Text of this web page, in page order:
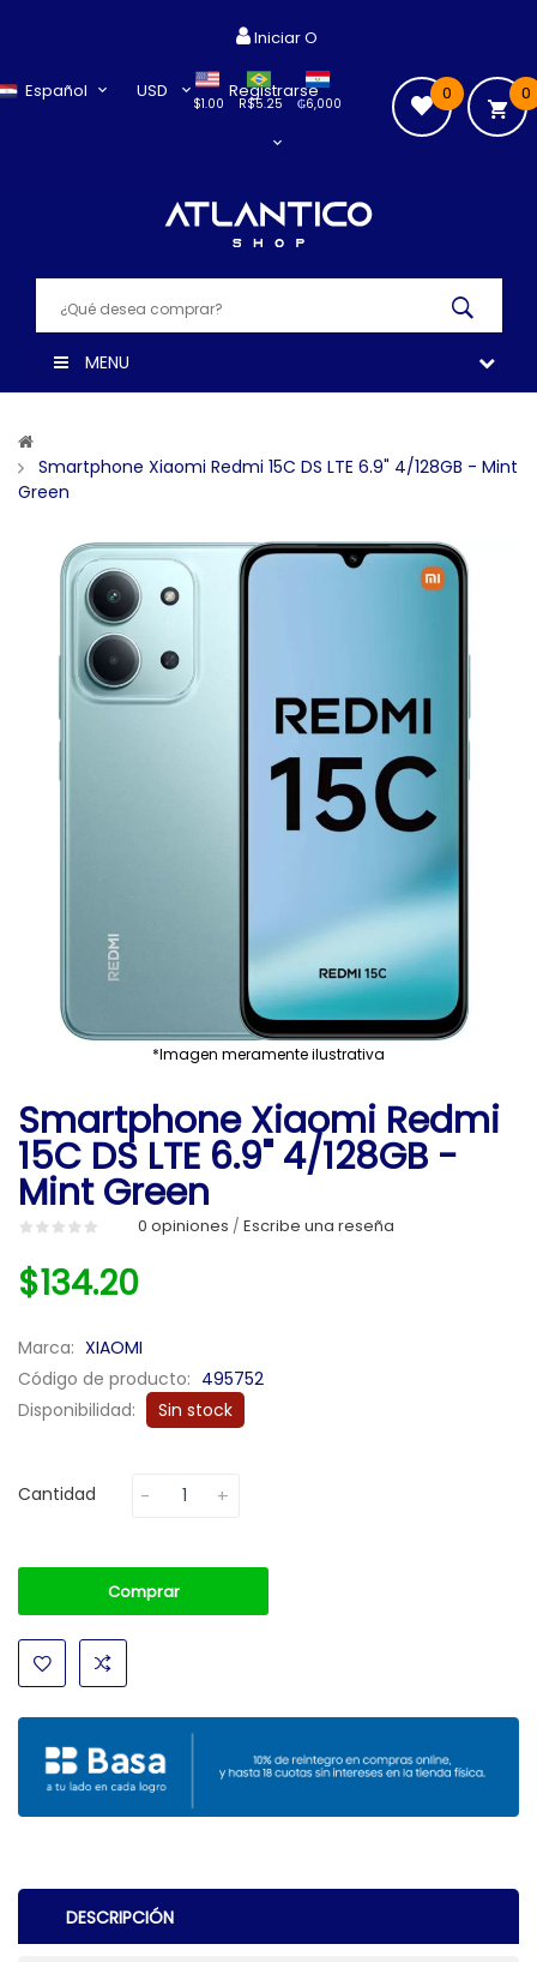
Español USD
$1.00 ₲6,000
R$5.25
Iniciar O
Registrarse 0
0
MENU
Smartphone Xiaomi Redmi 15C DS LTE 6.9" 4/128GB - Mint
Green
*Imagen meramente ilustrativa
Smartphone Xiaomi Redmi
15C DS LTE 6.9" 4/128GB -
Mint Green
0 opiniones / Escribe una reseña
$134.20
Marca: XIAOMI
Código de producto: 495752
Disponibilidad:
Sin stock
Cantidad
Comprar
DESCRIPCIÓN